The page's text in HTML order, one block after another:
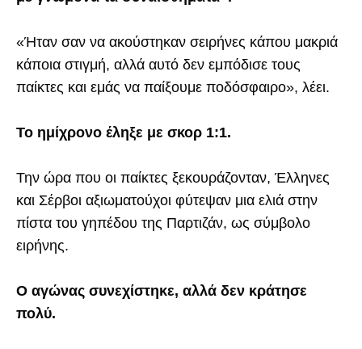
«Ήταν σαν να ακούστηκαν σειρήνες κάπου μακριά
κάποια στιγμή, αλλά αυτό δεν εμπόδισε τους
παίκτες και εμάς να παίξουμε ποδόσφαιρο», λέει.
Το ημίχρονο έληξε με σκορ 1:1.
Την ώρα που οι παίκτες ξεκουράζονταν, Έλληνες
και Σέρβοι αξιωματούχοι φύτεψαν μια ελιά στην
πίστα του γηπέδου της Παρτιζάν, ως σύμβολο
ειρήνης.
Ο αγώνας συνεχίστηκε, αλλά δεν κράτησε
πολύ.